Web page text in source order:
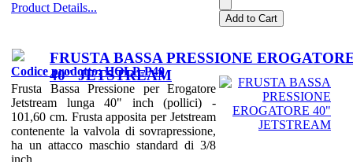
Product Details...
FRUSTA BASSA PRESSIONE
40" JETSTREAM
Codice prodotto: HOLP-P40
Frusta Bassa Pressione per Erogatore
Jetstream lunga 40" inch (pollici) -
101,60 cm. Frusta apposita per Jetstream
contenente la valvola di sovrapressione,
ha un attacco maschio standard di 3/8
inch.